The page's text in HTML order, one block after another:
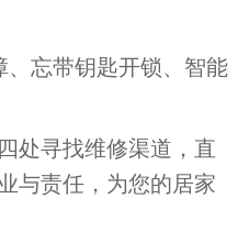
忘带钥匙开锁、智能
寻找维修渠道，直
与责任，为您的居家